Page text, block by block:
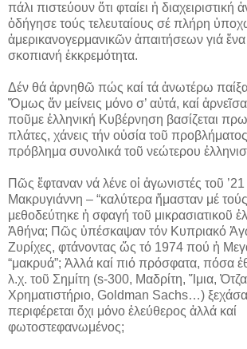
πάλι πιστεύουν ὅτι φταίει ἡ διαχειριστική
ὁδήγησε τούς τελευταίους σέ πλήρη
ἀμερικανογερμανικῶν ἀπαιτήσεων γιά ἕνα
σκοπιανή ἐκκρεμότητα.
Δέν θά ἀρνηθῶ πώς καί τά ἀνωτέρω
Ὅμως ἄν μείνεις μόνο σ’ αὐτά, καί
ποῦμε ἑλληνική Κυβέρνηση βασίζεται
πλάτες, χάνεις τήν οὐσία τοῦ
πρόβλημα συνολικά τοῦ νεώτερου
Πῶς ἔφταναν νά λένε οἱ ἀγωνιστές τοῦ
Μακρυγιάννη – “καλύτερα ἤμασταν μέ
μεθοδεύτηκε ἡ σφαγή τοῦ μικρασιατικοῦ
Ἀθήνα; Πῶς ὑπέσκαψαν τόν Κυπριακό
Ζυρίχες, φτάνοντας ὥς τό 1974 πού ἡ
“μακρυά”; Ἀλλά καί πιό πρόσφατα, πόσα
λ.χ. τοῦ Σημίτη (s-300, Μαδρίτη, Ἴμια,
Χρηματιστήριο, Goldman Sachs…)
περιφέρεται ὄχι μόνο ἐλεύθερος ἀλλά καί
φωτοστεφανωμένος;